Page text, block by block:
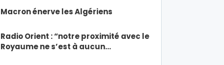
Macron énerve les Algériens
Radio Orient : “notre proximité avec le
Royaume ne s’est à aucun…